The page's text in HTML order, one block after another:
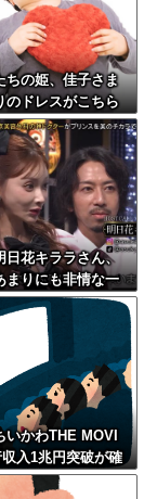
ちの姫、佳子さま
のドレスがこちら
愛過ぎるw w w
日花キララさん、
まりにも非情な一
る
いかわTHE MOVI
入1兆円突破が確
ｗｗｗｗｗｗｗｗ